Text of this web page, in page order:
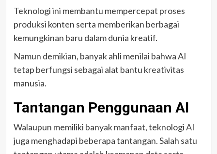
Teknologi ini membantu mempercepat proses
produksi konten serta memberikan berbagai
kemungkinan baru dalam dunia kreatif.
Namun demikian, banyak ahli menilai bahwa AI
tetap berfungsi sebagai alat bantu kreativitas
manusia.
Tantangan Penggunaan AI
Walaupun memiliki banyak manfaat, teknologi AI
juga menghadapi beberapa tantangan. Salah satu